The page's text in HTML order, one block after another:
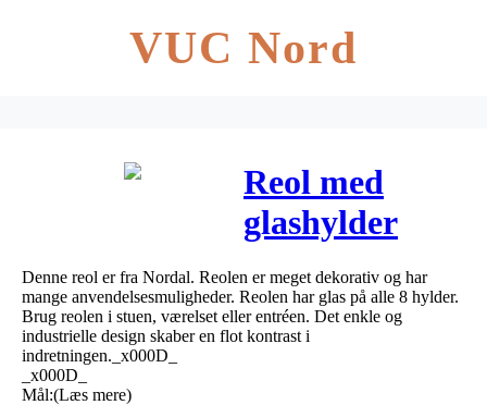
VUC Nord
Reol med
glashylder
71x46x38 cm
Denne reol er fra Nordal. Reolen er meget dekorativ og har
mange anvendelsesmuligheder. Reolen har glas på alle 8 hylder.
Brug reolen i stuen, værelset eller entréen. Det enkle og
industrielle design skaber en flot kontrast i
indretningen._x000D_
_x000D_
Mål:(Læs mere)